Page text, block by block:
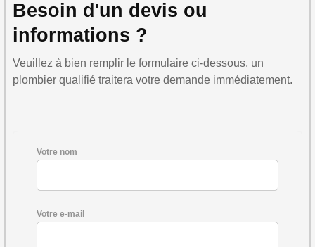
Besoin d'un devis ou
informations ?
Veuillez à bien remplir le formulaire ci-dessous, un
plombier qualifié traitera votre demande immédiatement.
Votre nom
Votre e-mail